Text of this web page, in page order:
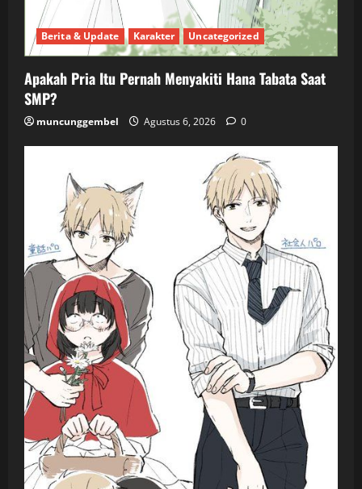
Berita & Update Karakter Uncategorized
Apakah Pria Itu Pernah Menyakiti Hana Tabata Saat
SMP?
muncunggembel Agustus 6, 2026 0